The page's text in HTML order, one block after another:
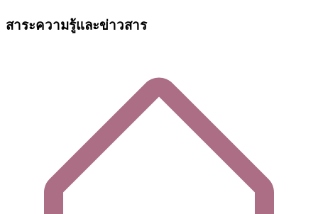
สาระความรู้และข่าวสาร